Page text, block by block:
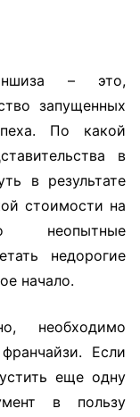
– это,
запущенных
По какой
в
в результате
стоимости на
неопытные
недорогие
начало.
необходимо
Если
еще одну
в пользу